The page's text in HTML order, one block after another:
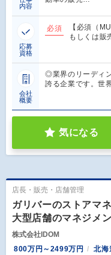
内容
応募
資格
必須
【必須（
もしくは販
会社
概要
◎業界のリーディ
誇る企業です。世
気になる
店長・販売・店舗管理
ガリバーのストアマ
大型店舗のマネジメ
株式会社IDOM
800万円～2499万円
北海